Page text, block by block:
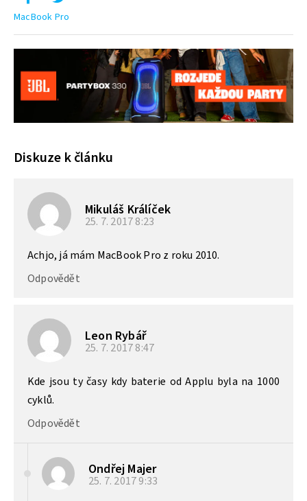
MacBook Pro
Diskuze k článku
Mikuláš Králíček
25. 7. 20178:23
Achjo, já mám MacBook Pro z roku 2010.
Odpovědět
Leon Rybář
25. 7. 20178:47
Kde jsou ty časy kdy baterie od Applu byla na 1000
cyklů.
Odpovědět
Ondřej Majer
25. 7. 20179:33